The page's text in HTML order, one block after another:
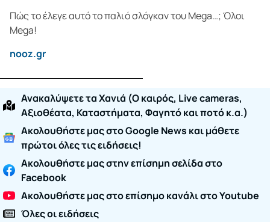
Πώς το έλεγε αυτό το παλιό σλόγκαν του Mega…; Όλοι
Mega!
nooz.gr
Ανακαλύψετε τα Χανιά (O καιρός, Live cameras,
Αξιοθέατα, Καταστήματα, Φαγητό και ποτό κ.α.)
Ακολουθήστε μας στο Google News και μάθετε
πρώτοι όλες τις ειδήσεις!
Ακολουθήστε μας στην επίσημη σελίδα στο
Facebook
Ακολουθήστε μας στο επίσημο κανάλι στο Youtube
Όλες οι ειδήσεις